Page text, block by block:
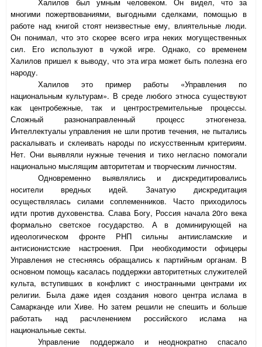
Халилов был умным человеком. Он видел, что за
многими пожертвованиями, выгодными сделками, помощью в
работе над книгой стоят неизвестные ему, влиятельные люди.
Он понимал, что это скорее всего игра неких могущественных
сил. Его используют в чужой игре. Однако, со временем
Халилов пришел к выводу, что эта игра может быть полезна его
народу.
Халилов это пример работы «Управления по
национальным культурам». В среде любого этноса существуют
как центробежные, так и центростремительные процессы.
Сложный разнонаправленный процесс этногенеза.
Интеллектуалы управления не шли против течения, не пытались
раскалывать и склеивать народы по искусственным критериям.
Нет. Они выявляли нужные течения и тихо негласно помогали
национально мыслящим авторитетам и творческим личностям.
Одновременно выявлялись и дискредитировались
носители вредных идей. Зачатую дискредитация
осуществлялась силами соплеменников. Часто приходилось
идти против духовенства. Слава Богу, Россия начала 20го века
формально светское государство. А в доминирующей на
идеологическом фронте РНП сильны антиисламские и
антисионистские настроения. При необходимости офицеры
Управления не стесняясь обращались к партийным органам. В
основном помощь касалась поддержки авторитетных служителей
культа, вступивших в конфликт с иностранными центрами их
религии. Была даже идея создания нового центра ислама в
Самарканде или Хиве. Но затем решили не спешить и больше
работать над расчленением российского ислама на
национальные секты.
Управление поддержало и неоднократно спасало